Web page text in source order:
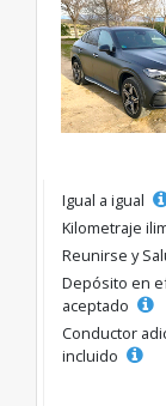
Igual a igual
Kilometraje
Reunirse y
Depósito en
aceptado
Conductor
incluido